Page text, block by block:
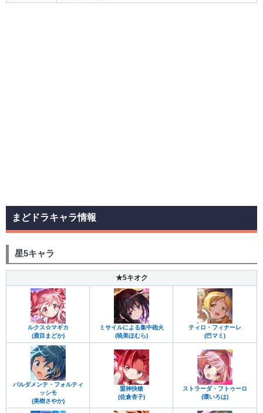
まどドラキャラ情報
星5キャラ
★5キオク
ルクス☆マギカ
(鹿目まどか)
ミサイルによる集中砲火
(暁美ほむら)
ティロ・フィナーレ
(巴マミ)
パルダメンテ・フォルティ
ッシモ
(美樹さやか)
盟神抉槍
(佐倉杏子)
ストラーダ・フトゥーロ
(環いろは)